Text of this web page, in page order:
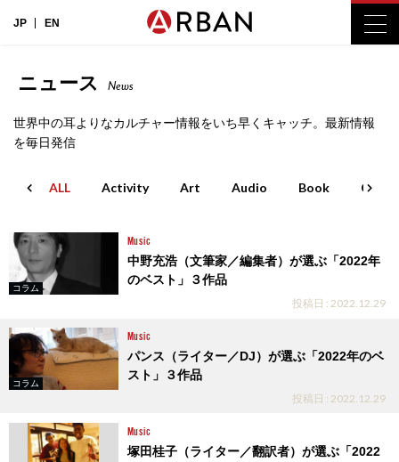
JP EN
ニュース News
世界中の耳よりなカルチャー情報をいち早くキャッチ。最新情報
を毎日発信
ALL Activity Art Audio Book
コラム
Music
中野充浩（文筆家／編集者）が選ぶ「2022年
のベスト」３作品
投稿日 : 2022.12.29
コラム
Music
パンス（ライター／DJ）が選ぶ「2022年のベ
スト」３作品
投稿日 : 2022.12.29
Music
塚田桂子（ライター／翻訳者）が選ぶ「2022